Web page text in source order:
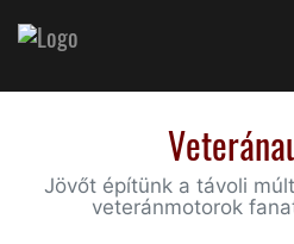
Jövőt építünk a távoli
veteránmotorok